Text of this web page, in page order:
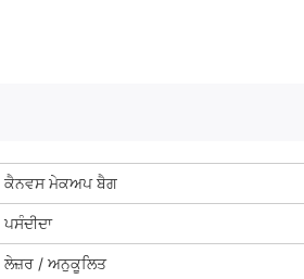
ਕੈਨਵਸ ਮੇਕਅਪ ਬੈਗ
ਪਸੰਦੀਦਾ
ਲੇਜ਼ਰ / ਅਨੁਕੂਲਿਤ